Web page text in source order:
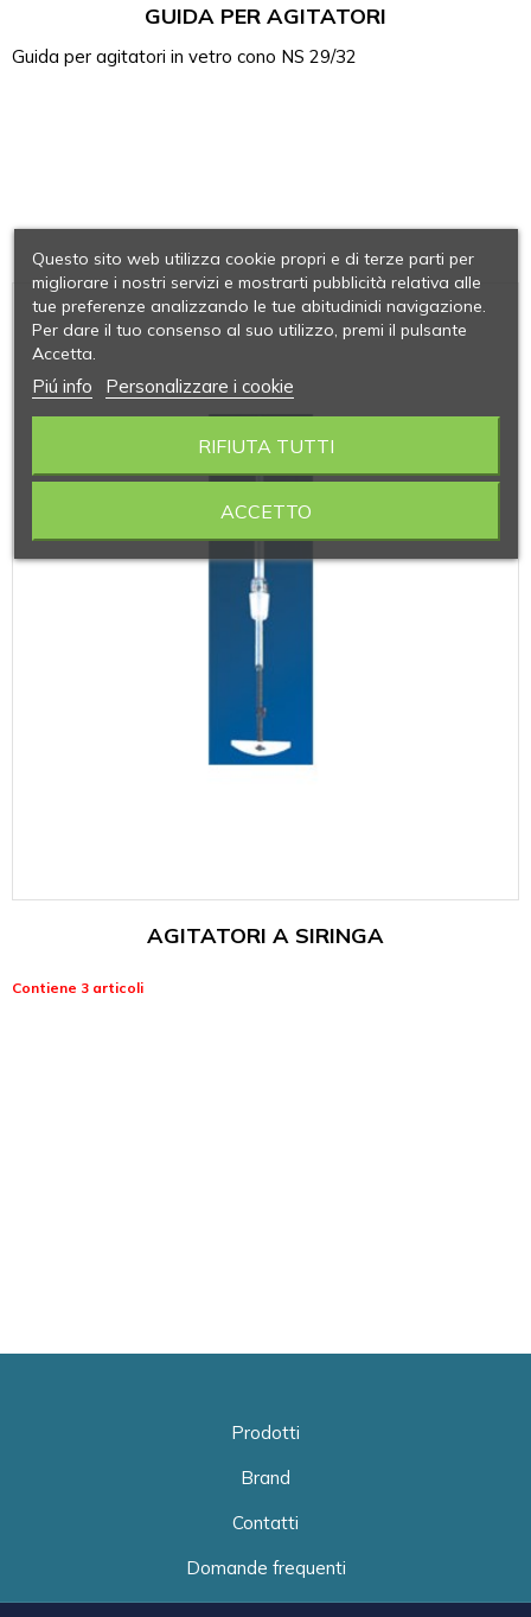
GUIDA PER AGITATORI
Guida per agitatori in vetro cono NS 29/32
AGITATORI A SIRINGA
Contiene 3 articoli
Prodotti
Brand
Contatti
Domande frequenti
Questo sito web utilizza cookie propri e di terze parti per
migliorare i nostri servizi e mostrarti pubblicità relativa alle
tue preferenze analizzando le tue abitudinidi navigazione.
Per dare il tuo consenso al suo utilizzo, premi il pulsante
Accetta.
Piú info Personalizzare i cookie
RIFIUTA TUTTI
ACCETTO